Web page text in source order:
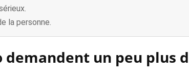
la personne.
un peu plus